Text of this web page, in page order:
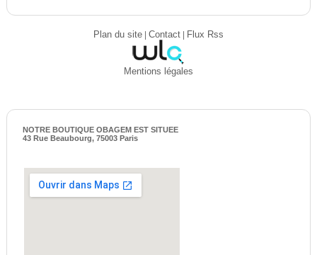
Plan du site| Contact| Flux Rss
Mentions légales
NOTRE BOUTIQUE OBAGEM EST SITUEE
43 Rue Beaubourg, 75003 Paris